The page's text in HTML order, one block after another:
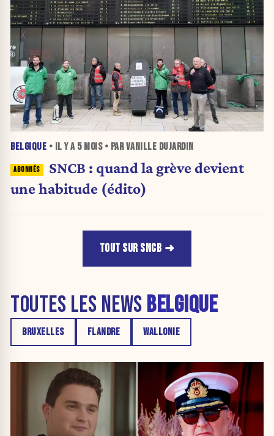
BELGIQUE • IL Y A 5 MOIS• PAR VANILLE DUJARDIN
SNCB : quand la grève devient
une habitude (édito)
TOUT SUR SNCB
TOUTES LES NEWS BELGIQUE
BRUXELLES FLANDRE WALLONIE